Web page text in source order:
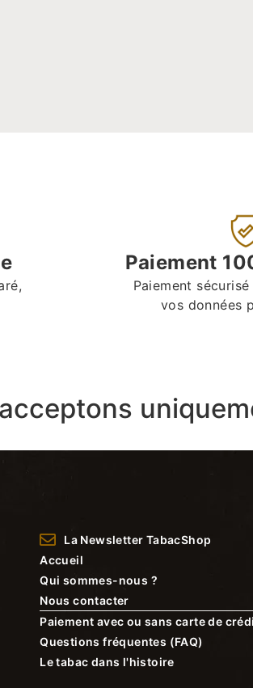
Paiement
Paiement
vos données
La Newsletter TabacShop
Accueil
Qui sommes-nous ?
Nous contacter
Paiement avec ou sans carte de
Questions fréquentes (FAQ)
Le tabac dans l'histoire